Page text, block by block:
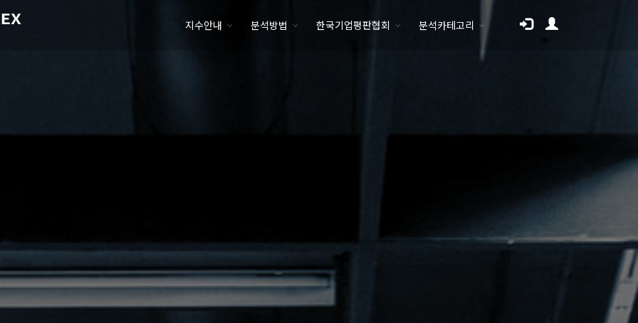
지수안내 분석방법 한국기업평판협회 분석카테고리